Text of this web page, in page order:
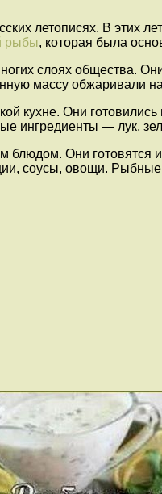
летописях. В этих
рыбы, которая была
слоях общества.
массу обжаривали на
кухне. Они
ингредиенты — лук,
Они
соусы, овощи.